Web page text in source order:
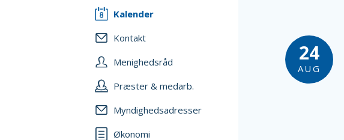
Kalender
Kontakt
Menighedsråd
Præster & medarb.
Myndighedsadresser
Økonomi
24
AUG